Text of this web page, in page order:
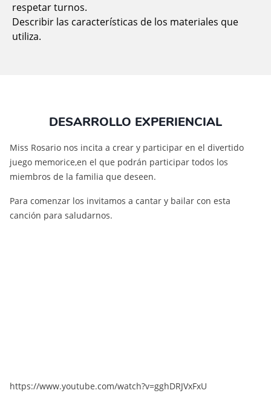
respetar turnos.
Describir las características de los materiales que
utiliza.
DESARROLLO EXPERIENCIAL
Miss Rosario nos incita a crear y participar en el divertido
juego memorice,en el que podrán participar todos los
miembros de la familia que deseen.
Para comenzar los invitamos a cantar y bailar con esta
canción para saludarnos.
https://www.youtube.com/watch?v=gghDRJVxFxU